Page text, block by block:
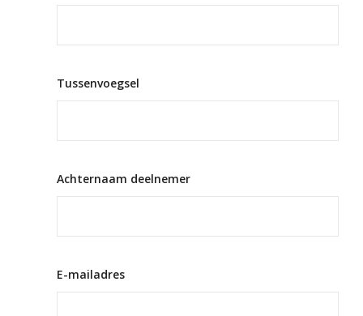
Tussenvoegsel
Achternaam deelnemer
E-mailadres